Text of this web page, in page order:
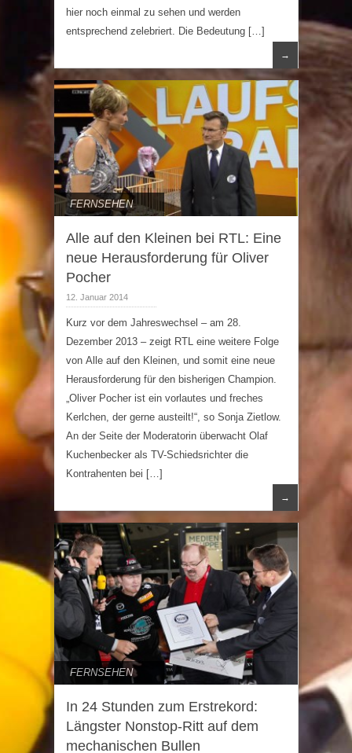
hier noch einmal zu sehen und werden
entsprechend zelebriert. Die Bedeutung […]
→
FERNSEHEN
Alle auf den Kleinen bei RTL: Eine
neue Herausforderung für Oliver
Pocher
12. Januar 2014
Kurz vor dem Jahreswechsel – am 28.
Dezember 2013 – zeigt RTL eine weitere Folge
von Alle auf den Kleinen, und somit eine neue
Herausforderung für den bisherigen Champion.
„Oliver Pocher ist ein vorlautes und freches
Kerlchen, der gerne austeilt!“, so Sonja Zietlow.
An der Seite der Moderatorin überwacht Olaf
Kuchenbecker als TV-Schiedsrichter die
Kontrahenten bei […]
→
FERNSEHEN
In 24 Stunden zum Erstrekord:
Längster Nonstop-Ritt auf dem
mechanischen Bullen